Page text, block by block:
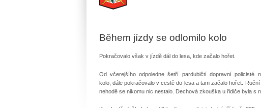
Během jízdy se odlomilo kolo
Pokračovalo však v jízdě dál do lesa, kde začalo hořet.
Od včerejšího odpoledne šetří pardubičtí dopravní policisté
kolo, dále pokračovalo v cestě do lesa a tam začalo hořet.
nehodě se nikomu nic nestalo. Dechová zkouška u řidiče byla s